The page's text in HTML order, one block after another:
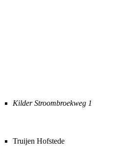
Kilder Stroombroekweg 1
Truijen Hofstede